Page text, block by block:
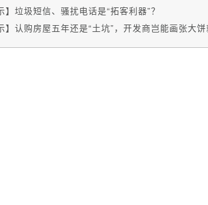
】垃圾短信、骚扰电话是“拓客利器”？
】认购房屋五年还是“土坑”，开发商岂能画张大